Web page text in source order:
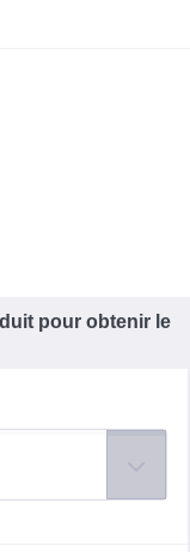
pour obtenir le